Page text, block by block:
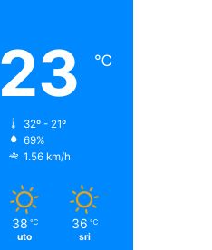
23 ℃
32º - 21º
69%
1.56 km/h
38 ℃
uto
36 ℃
sri